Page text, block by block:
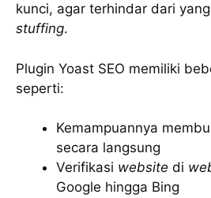
kunci, agar terhindar dari
stuffing.
Plugin Yoast SEO memiliki
seperti:
Kemampuannya
secara langsung
Verifikasi website di
Google hingga Bing